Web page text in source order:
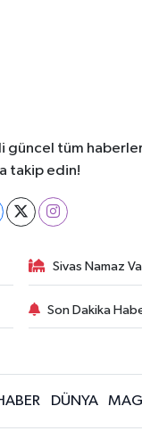
tüm
takip edin!
Sivas Namaz
Son Dakika
DÜNYA